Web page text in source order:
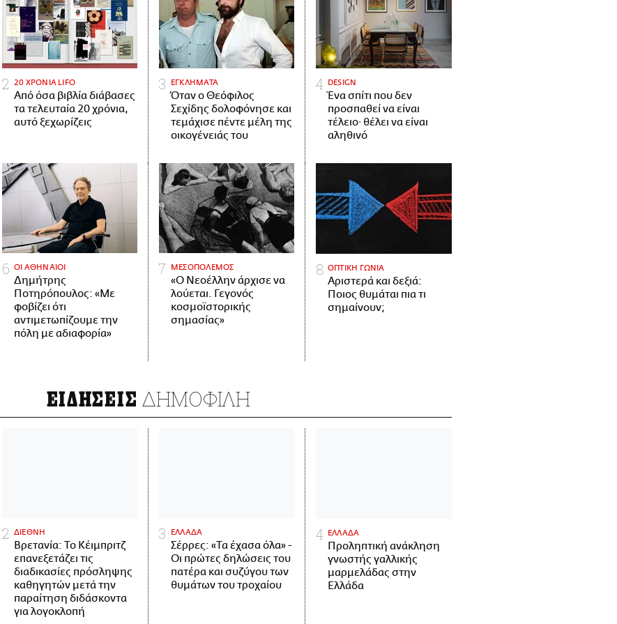
20 ΧΡΟΝΙΑ LIFO
Από όσα βιβλία διάβασες
τα τελευταία 20 χρόνια,
αυτό ξεχωρίζεις
ΕΓΚΛΗΜΑΤΑ
Όταν ο Θεόφιλος
Σεχίδης δολοφόνησε και
τεμάχισε πέντε μέλη της
οικογένειάς του
DESIGN
Ένα σπίτι που δεν
προσπαθεί να είναι
τέλειο· θέλει να είναι
αληθινό
ΟΙ ΑΘΗΝΑΙΟΙ
Δημήτρης
Ποτηρόπουλος: «Με
φοβίζει ότι
αντιμετωπίζουμε την
πόλη με αδιαφορία»
ΜΕΣΟΠΟΛΕΜΟΣ
«Ο Νεοέλλην άρχισε να
λούεται. Γεγονός
κοσμοϊστορικής
σημασίας»
ΟΠΤΙΚΗ ΓΩΝΙΑ
Αριστερά και δεξιά:
Ποιος θυμάται πια τι
σημαίνουν;
ΕΙΔΗΣΕΙΣ ΔΗΜΟΦΙΛΗ
ΔΙΕΘΝΗ
Βρετανία: Το Κέιμπριτζ
επανεξετάζει τις
διαδικασίες πρόσληψης
καθηγητών μετά την
παραίτηση διδάσκοντα
για λογοκλοπή
ΕΛΛΑΔΑ
Σέρρες: «Τα έχασα όλα» -
Οι πρώτες δηλώσεις του
πατέρα και συζύγου των
θυμάτων του τροχαίου
ΕΛΛΑΔΑ
Προληπτική ανάκληση
γνωστής γαλλικής
μαρμελάδας στην
Ελλάδα